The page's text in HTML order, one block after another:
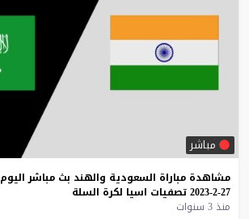
مباشر
مشاهدة مباراة السعودية والهند بث مباشر اليوم
27-2-2023
تصفيات اسيا لكرة السلة
منذ 3 سنوات